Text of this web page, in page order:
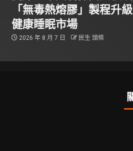
「無毒熱熔膠」製程升
健康睡眠市場
2026 年 8 月 7 日 民生 頭條